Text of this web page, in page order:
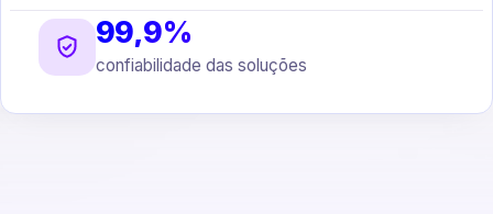
99,9%
confiabilidade das soluções